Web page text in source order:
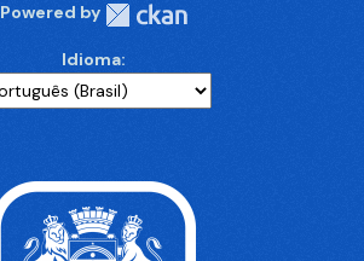
Powered by
Idioma